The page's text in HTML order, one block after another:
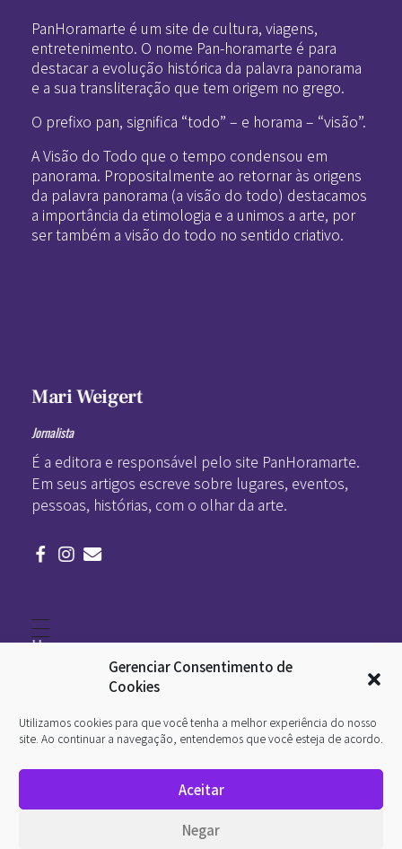
Gerenciar Consentimento de
Cookies
Utilizamos cookies para que você tenha a melhor experiência do nosso
site. Ao continuar a navegação, entendemos que você esteja de acordo.
Aceitar
Negar
PanHoramarte é um site de cultura, viagens,
entretenimento. O nome Pan-horamarte é para
destacar a evolução histórica da palavra panorama
e a sua transliteração que tem origem no grego.
O prefixo pan, significa “todo” – e horama – “visão”.
A Visão do Todo que o tempo condensou em
panorama. Propositalmente ao retornar às origens
da palavra panorama (a visão do todo) destacamos
a importância da etimologia e a unimos a arte, por
ser também a visão do todo no sentido criativo.
Mari Weigert
Jornalista
É a editora e responsável pelo site PanHoramarte.
Em seus artigos escreve sobre lugares, eventos,
pessoas, histórias, com o olhar da arte.
Home
Arte
O que é arte
InternetArt
Quem somos
© 2026 Pan-Horamarte - Porque vida é arte. Porque
viajamos nessa poética. Todos os direitos reservados